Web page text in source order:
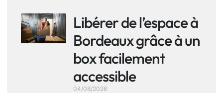
Libérer de l’espace à
Bordeaux grâce à un
box facilement
accessible
04/08/2026